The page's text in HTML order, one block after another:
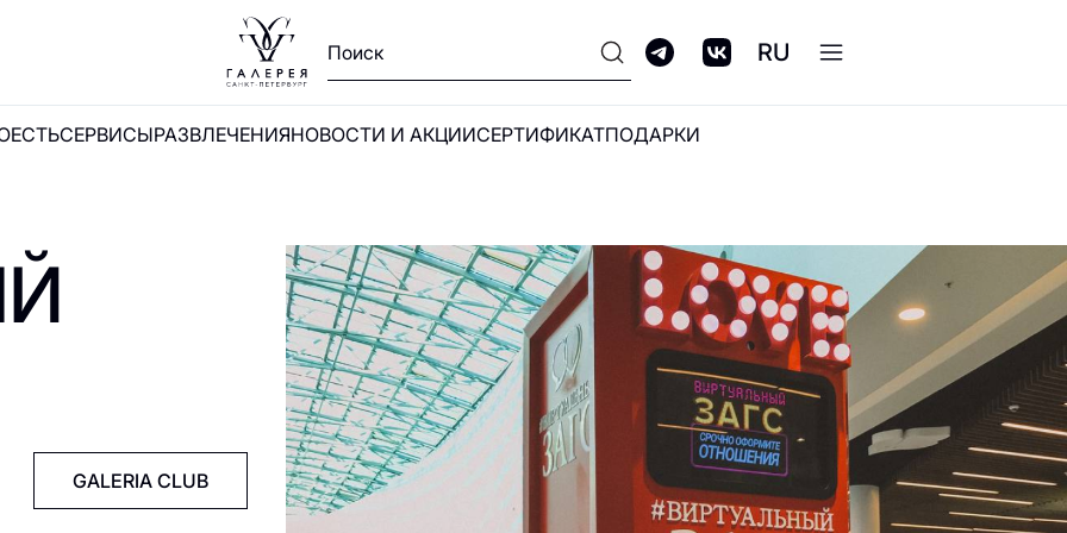
RU
СЕРВИСЫРАЗВЛЕЧЕНИЯНОВОСТИ И АКЦИИСЕРТИФИКАТПОДАРКИ
ЛОЯЛЬНОСТИ GALERIA
CLUB
GALERIA CLUB